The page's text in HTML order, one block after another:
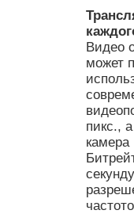
Видео
может
пикс.,
камера